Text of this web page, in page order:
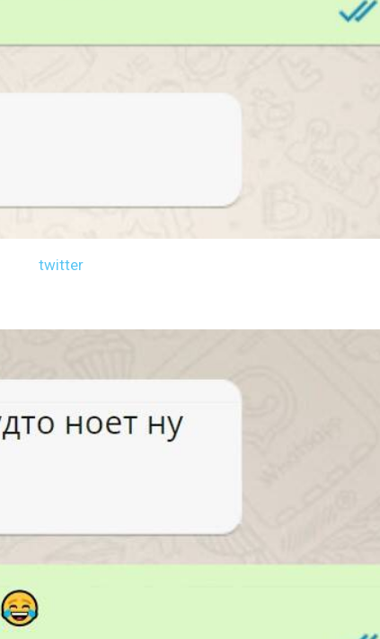
twitter